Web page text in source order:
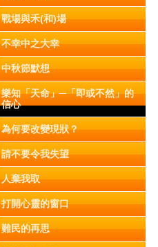
戰場與禾(和)場
不幸中之大幸
中秋節默想
樂知「天命」─「即或不然」的
信心
為何要改變現狀？
請不要令我失望
人棄我取
打開心靈的窗口
難民的再思